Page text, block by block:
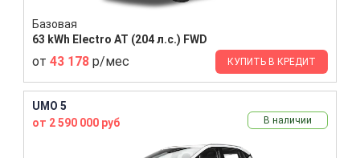
Базовая
63 kWh Electro AT (204 л.с.) FWD
от 43 178 р/мес КУПИТЬ В КРЕДИТ
UMO 5
от 2 590 000 руб
В наличии